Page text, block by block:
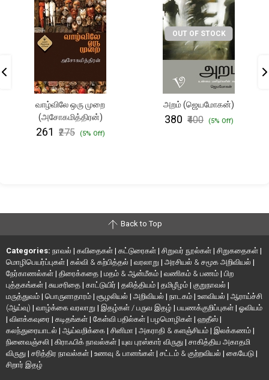
வாழ்விலே ஒரு முறை
(அசோகமித்திரன்)
₹261 ₹275 (5% Off)
OUT OF STOCK
அறம் (ஜெயமோகன்)
₹380 ₹400 (5% Off)
Back to Top
Categories: நாவல் | கவிதைகள் | கட்டுரைகள் | சிறுவர் நூல்கள் | சிறுகதைகள் |
மொழிபெயர்ப்புகள் | கல்வி & கற்பித்தல் | வரலாறு | அரசியல் & சமூக அறிவியல் |
நேர்காணல்கள் | திரைக்கதை | மதம் & ஆன்மீகம் | வணிகம் & பணம் | பிற
புத்தகங்கள் | சுயசரிதை | காட்டுயிர் | தலித்தியம் | தமிழீழம் | குறுநாவல் |
மருத்துவம் | பொருளாதாரம் | சூழலியல் | அறிவியல் | நாடகம் | உளவியல் | ஆராய்ச்சி
(ஆய்வு) | வாழ்க்கை வரலாறு | இதழ்கள் / பருவ இதழ் | பயணக்குறிப்புகள் | ஓவியம்
| விளக்கவுரை | கடிதங்கள் | கேள்வி பதில்கள் | பழமொழிகள் | ஹதீஸ் |
கலந்துரையாடல் | ஆய்வறிக்கை | சினிமா | அகராதி & களஞ்சியம் | இலக்கணம் |
நினைவஞ்சலி | கிராஃபிக் நாவல்கள் | யுவ புரஸ்கார் விருது | சாகித்திய அகாதமி
விருது | சரித்திர நாவல்கள் | உணவு & பானங்கள் | சட்டம் & குற்றவியல் | கையேடு |
சிறார் இதழ்